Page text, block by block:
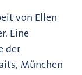
von Ellen
Eine
der
München